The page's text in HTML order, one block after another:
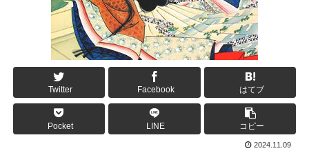
Twitter Facebook はてブ
Pocket LINE コピー
2024.11.09